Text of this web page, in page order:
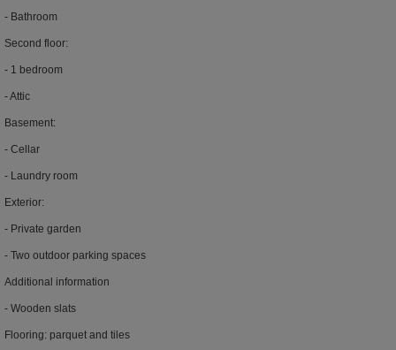
- Bathroom
Second floor:
- 1 bedroom
- Attic
Basement:
- Cellar
- Laundry room
Exterior:
- Private garden
- Two outdoor parking spaces
Additional information
- Wooden slats
Flooring: parquet and tiles